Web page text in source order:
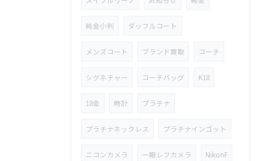
純金小判 ダッフルコート
メンズコート ブランド買取 コーチ
シグネチャー コーチバッグ K18
18金 時計 プラチナ
プラチナネックレス プラチナインゴット
ニコンカメラ 一眼レフカメラ NikonF